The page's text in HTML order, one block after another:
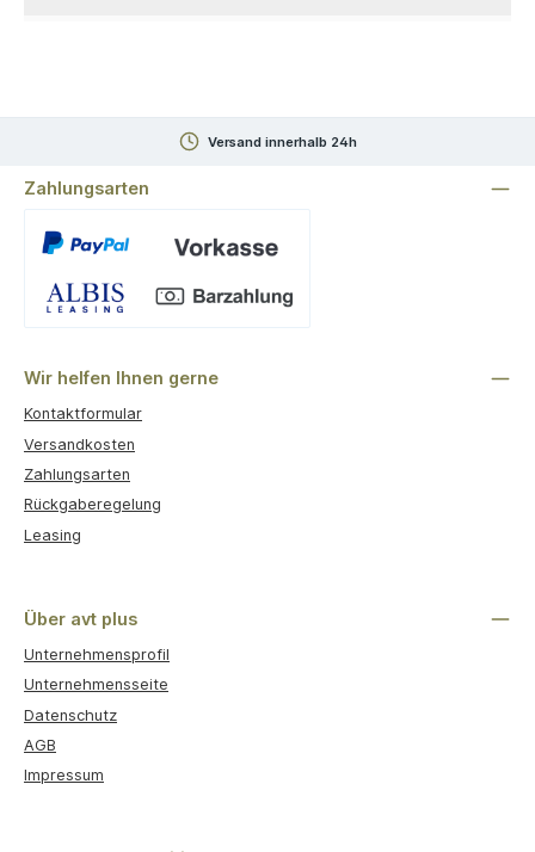
Versand innerhalb 24h
Zahlungsarten
Wir helfen Ihnen gerne
Kontaktformular
Versandkosten
Zahlungsarten
Rückgaberegelung
Leasing
Über avt plus
Unternehmensprofil
Unternehmensseite
Datenschutz
AGB
Impressum